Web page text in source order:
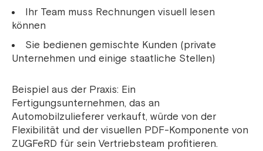
Ihr Team muss Rechnungen visuell lesen
können
Sie bedienen gemischte Kunden (private
Unternehmen und einige staatliche Stellen)
Beispiel aus der Praxis: Ein
Fertigungsunternehmen, das an
Automobilzulieferer verkauft, würde von der
Flexibilität und der visuellen PDF-Komponente von
ZUGFeRD für sein Vertriebsteam profitieren.